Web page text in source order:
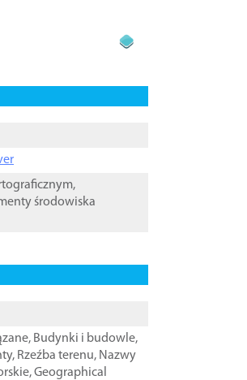
środowiska
, Budynki i budowle,
, Rzeźba terenu, Nazwy
,Geographical